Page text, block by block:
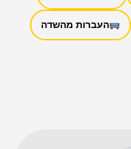
העברות מהשדה